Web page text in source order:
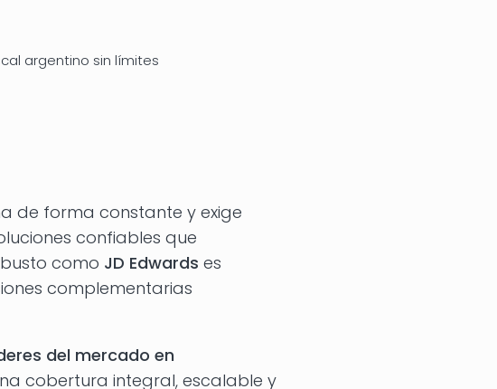
argentino sin límites
de forma constante y exige
confiables que
como JD Edwards es
complementarias
del mercado en
cobertura integral, escalable y